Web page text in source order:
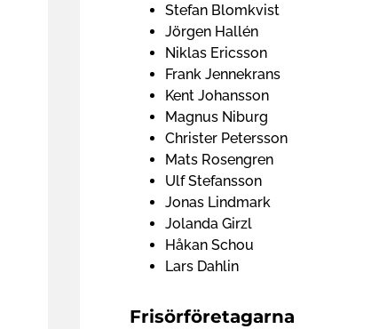
Stefan Blomkvist
Jörgen Hallén
Niklas Ericsson
Frank Jennekrans
Kent Johansson
Magnus Niburg
Christer Petersson
Mats Rosengren
Ulf Stefansson
Jonas Lindmark
Jolanda Girzl
Håkan Schou
Lars Dahlin
Frisörföretagarna